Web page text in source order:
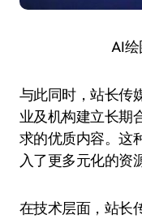
AI
与此同时，站长传
业及机构建立长期
求的优质内容。这
入了更多元化的资
在技术层面，站长